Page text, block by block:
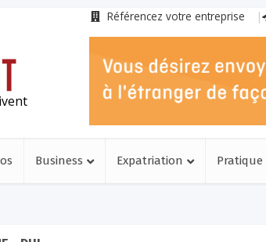
Référencez votre entreprise
Business Expatriation Pratique